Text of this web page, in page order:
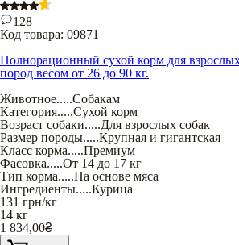
128
Код товара: 09871
Полнорационный сухой корм для
пород весом от 26 до 90 кг.
Животное.....Собакам
Категория.....Сухой корм
Возраст собаки.....Для взрослых собак
Размер породы.....Крупная и гигантская
Класс корма.....Премиум
Фасовка.....От 14 до 17 кг
Тип корма.....На основе мяса
Ингредиенты.....Курица
131 грн/кг
14 кг
1 834,00₴